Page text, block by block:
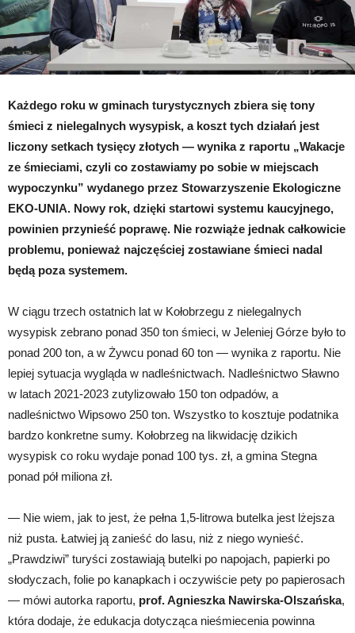
Każdego roku w gminach turystycznych zbiera się tony
śmieci z nielegalnych wysypisk, a koszt tych działań jest
liczony setkach tysięcy złotych — wynika z raportu „Wakacje
ze śmieciami, czyli co zostawiamy po sobie w miejscach
wypoczynku” wydanego przez Stowarzyszenie Ekologiczne
EKO-UNIA. Nowy rok, dzięki startowi systemu kaucyjnego,
powinien przynieść poprawę. Nie rozwiąże jednak całkowicie
problemu, ponieważ najczęściej zostawiane śmieci nadal
będą poza systemem.
W ciągu trzech ostatnich lat w Kołobrzegu z nielegalnych
wysypisk zebrano ponad 350 ton śmieci, w Jeleniej Górze było to
ponad 200 ton, a w Żywcu ponad 60 ton — wynika z raportu. Nie
lepiej sytuacja wygląda w nadleśnictwach. Nadleśnictwo Sławno
w latach 2021-2023 zutylizowało 150 ton odpadów, a
nadleśnictwo Wipsowo 250 ton. Wszystko to kosztuje podatnika
bardzo konkretne sumy. Kołobrzeg na likwidację dzikich
wysypisk co roku wydaje ponad 100 tys. zł, a gmina Stegna
ponad pół miliona zł.
— Nie wiem, jak to jest, że pełna 1,5-litrowa butelka jest lżejsza
niż pusta. Łatwiej ją zanieść do lasu, niż z niego wynieść.
„Prawdziwi” turyści zostawiają butelki po napojach, papierki po
słodyczach, folie po kanapkach i oczywiście pety po papierosach
— mówi autorka raportu, prof. Agnieszka Nawirska-Olszańska,
która dodaje, że edukacja dotycząca nieśmiecenia powinna